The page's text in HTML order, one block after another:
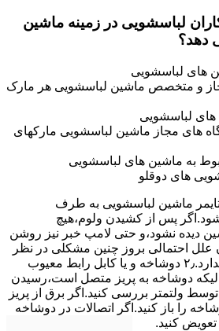
لباسشویی در زمینه ماشین
دهد؟
های لباسشویی
و متخصص ماشین لباسشویی هر مارک
های لباسشویی
های مجاز ماشین لباسشویی مارکهای
به ماشین های لباسشویی
های دوقلو
ﺗﺎﯾﻤﺮ ماشین لباسشویی به طرف
ﭘﺲ از ﮐﺸﯿﺪن وﻟﻮم،ﻫﯿﭻ
دﯾﺪه نشود،و حتی ﻻﻣﭗ ﺧﺒﺮ ﻧﯿﺰ روﺷﻦ
ﻋﻠﻞ احتمالی بروز چنین مشکلی در نظر
داشته باشید:۱٫ ﭘﺮﯾﺰ ﺑﺮق ﻧﺪارد.۲٫ دوﺷﺎﺧﻪ و ﯾﺎ ﮐﺎﺑﻞ راﺑﻂ ﻣﻌﯿﻮب
دوﺷﺎﺧﻪ ﺑﻪ ﭘﺮﯾﺰ ﻣﺘﺼﻞ اﺳﺖ،رﺳﯿﺪن
ولتمتر بررسی ﮐﻨﯿﺪ.اﮔﺮ ﺑﺮق از ﭘﺮﯾﺰ
را باز کنید.اﮔﺮ اﺗﺼﺎﻻت در دوشاخه
کنید.